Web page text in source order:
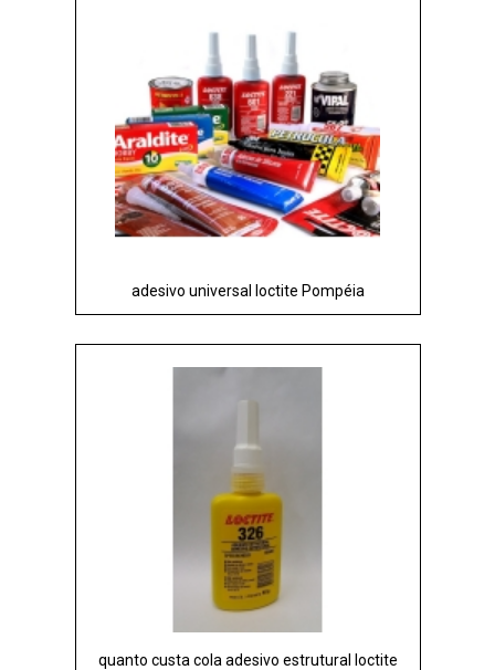
adesivo universal loctite Pompéia
quanto custa cola adesivo estrutural loctite